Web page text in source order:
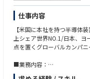
◎ 次世代半導体パッケージ
近年、AIチップの進化により、
・ガラス基板
・大面積インターポーザー
・Panelレベルプロセス
といった 従来のシリコン基
同社は、その鍵となる大面
業として本格展開。
■半導体業界の動向：
半導体市場は向こう20年、3
年までには100兆円市場にも
これまで以上に自動車や
が、近年のAIの台頭などデ
プ需要がの増加が増してきて
実現するため、社会インフ
機器などあらゆる分野で同
仕事内容
【米国に本社を持つ半導体
上シェア世界NO.1/日本、ヨ
点を置くグローバルカンパニ
■業務内容：
お客様先(国内主要半導体メ